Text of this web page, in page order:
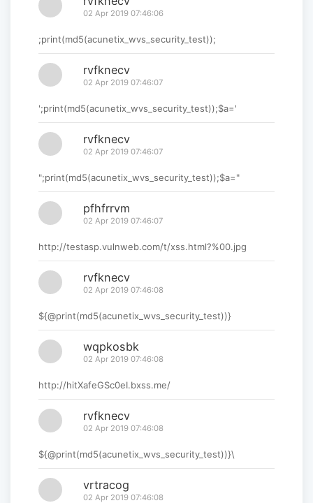
02 Apr 2019 07:46:06
;print(md5(acunetix_wvs_security_test));
rvfknecv
02 Apr 2019 07:46:07
';print(md5(acunetix_wvs_security_test));$a='
rvfknecv
02 Apr 2019 07:46:07
";print(md5(acunetix_wvs_security_test));$a="
pfhfrrvm
02 Apr 2019 07:46:07
http://testasp.vulnweb.com/t/xss.html?%00.jpg
rvfknecv
02 Apr 2019 07:46:08
${@print(md5(acunetix_wvs_security_test))}
wqpkosbk
02 Apr 2019 07:46:08
http://hitXafeGSc0eI.bxss.me/
rvfknecv
02 Apr 2019 07:46:08
${@print(md5(acunetix_wvs_security_test))}\
vrtracog
02 Apr 2019 07:46:08